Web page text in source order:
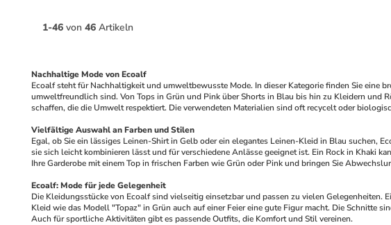
1-46 von 46 Artikeln
Nachhaltige Mode von Ecoalf
Ecoalf steht für Nachhaltigkeit und umweltbewusste Mode. In dieser Kategorie finden Sie eine
umweltfreundlich sind. Von Tops in Grün und Pink über Shorts in Blau bis hin zu Kleidern und
schaffen, die die Umwelt respektiert. Die verwendeten Materialien sind oft recycelt oder
Vielfältige Auswahl an Farben und Stilen
Egal, ob Sie ein lässiges Leinen-Shirt in Gelb oder ein elegantes Leinen-Kleid in Blau suchen,
sie sich leicht kombinieren lässt und für verschiedene Anlässe geeignet ist. Ein Rock in Khaki
Ihre Garderobe mit einem Top in frischen Farben wie Grün oder Pink und bringen Sie
Ecoalf: Mode für jede Gelegenheit
Die Kleidungsstücke von Ecoalf sind vielseitig einsetzbar und passen zu vielen
Kleid wie das Modell "Topaz" in Grün auch auf einer Feier eine gute Figur macht. Die Schnitte
Auch für sportliche Aktivitäten gibt es passende Outfits, die Komfort und Stil vereinen.